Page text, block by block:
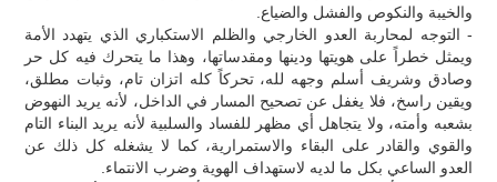
والخيبة والنكوص والفشل والضياع.
- التوجه لمحاربة العدو الخارجي والظلم الاستكباري الذي يتهدد الأمة
ويمثل خطراً على هويتها ودينها ومقدساتها، وهذا ما يتحرك فيه كل حر
وصادق وشريف أسلم وجهه لله، تحركاً كله اتزان تام، وثبات مطلق،
ويقين راسخ، فلا يغفل عن تصحيح المسار في الداخل، لأنه يريد النهوض
بشعبه وأمته، ولا يتجاهل أي مظهر للفساد والسلبية لأنه يريد البناء التام
والقوي والقادر على البقاء والاستمرارية، كما لا يشغله كل ذلك عن
العدو الساعي بكل ما لديه لاستهداف الهوية وضرب الانتماء.